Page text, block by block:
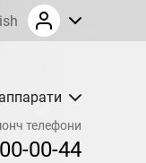
телефони
00-44